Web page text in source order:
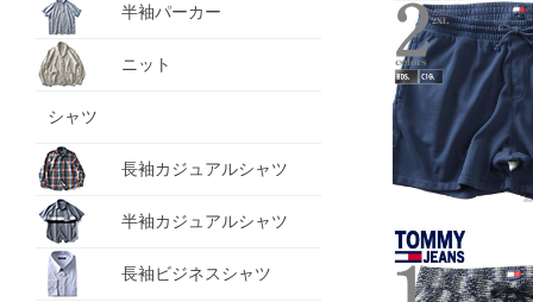
半袖パーカー
ニット
シャツ
長袖カジュアルシャツ
半袖カジュアルシャツ
長袖ビジネスシャツ